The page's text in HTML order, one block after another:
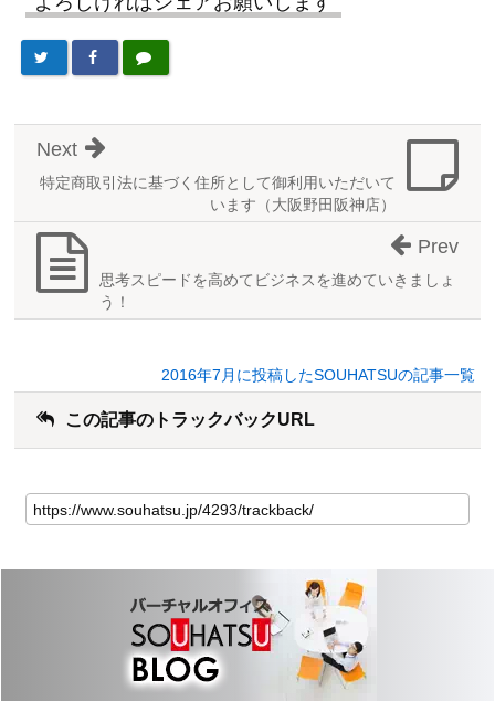
特定商取引法に基づく住所として御利用いただいて
います（大阪野田阪神店）
Next
思考スピードを高めてビジネスを進めていきましょ
う！
Prev
2016年7月に投稿したSOUHATSUの記事一覧
この記事のトラックバックURL